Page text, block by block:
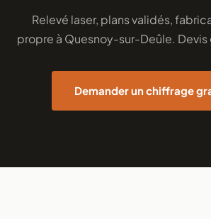
Relevé laser, plans validés,
propre à Quesnoy-sur-Deûle. Devis
Demander un chiffrage